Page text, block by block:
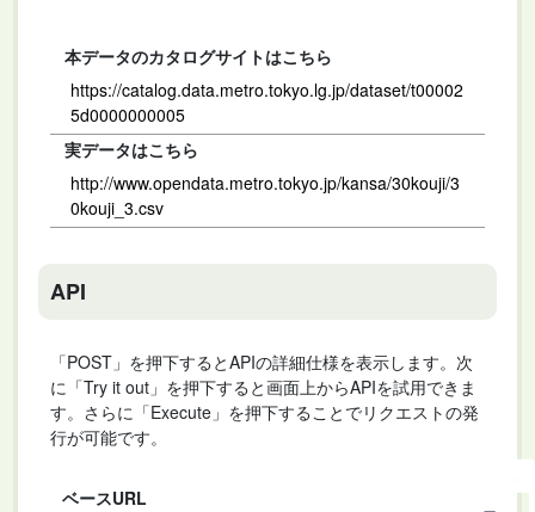
本データのカタログサイトはこちら
https://catalog.data.metro.tokyo.lg.jp/dataset/t00002
5d0000000005
実データはこちら
http://www.opendata.metro.tokyo.jp/kansa/30kouji/3
0kouji_3.csv
API
「POST」を押下するとAPIの詳細仕様を表示します。次
に「Try it out」を押下すると画面上からAPIを試用できま
す。さらに「Execute」を押下することでリクエストの発
行が可能です。
ベースURL